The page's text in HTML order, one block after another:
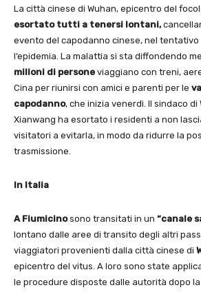
La città cinese di Wuhan, epicentro del
esortato tutti a tenersi lontani,
evento del capodanno cinese, nel
l’epidemia. La malattia si sta diffondendo
milioni di persone viaggiano con treni,
Cina per riunirsi con amici e parenti per le
capodanno, che inizia venerdì. Il sindaco di
Xianwang ha esortato i residenti a non
visitatori a evitarla, in modo da ridurre la
trasmissione.
In Italia
A Fiumicinosono transitati in un “canale
lontano dalle aree di transito degli altri
viaggiatori provenienti dalla città cinese di
epicentro del vitus. A loro sono state
le procedure disposte dalle autorità dopo